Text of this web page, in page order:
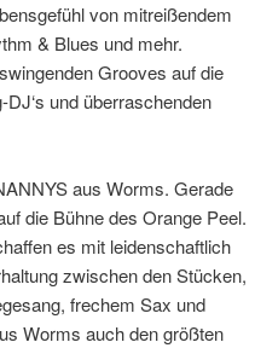
von mitreißendem
& Blues und mehr.
Grooves auf die
und überraschenden
aus Worms. Gerade
die Bühne des Orange Peel.
es mit leidenschaftlich
zwischen den Stücken,
frechem Sax und
Worms auch den größten